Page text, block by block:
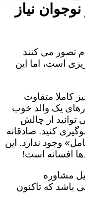
نیاز
تصور می کنند
است، اما این
کاملا متفاوت
یک والد خوب
توانید از چالش
کنید. صادقانه
وجود ندارد. این
افسانه است!
مشاوره
باشد که تاکنون